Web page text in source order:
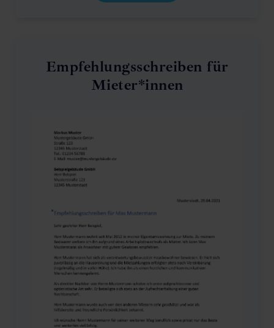
Empfehlungsschreiben für
Mieter*innen